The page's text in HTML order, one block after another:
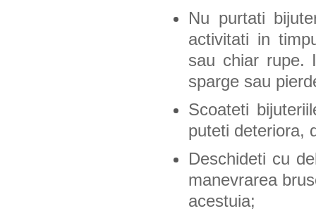
Nu purtati
activitati in
sau chiar rupe.
sparge sau
Scoateti
puteti deteriora,
Deschideti cu
manevrarea
acestuia;